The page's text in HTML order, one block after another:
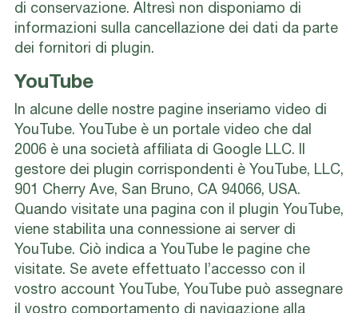
di conservazione. Altresì non disponiamo di
informazioni sulla cancellazione dei dati da parte
dei fornitori di plugin.
YouTube
In alcune delle nostre pagine inseriamo video di
YouTube. YouTube è un portale video che dal
2006 è una società affiliata di Google LLC. Il
gestore dei plugin corrispondenti è YouTube, LLC,
901 Cherry Ave, San Bruno, CA 94066, USA.
Quando visitate una pagina con il plugin YouTube,
viene stabilita una connessione ai server di
YouTube. Ciò indica a YouTube le pagine che
visitate. Se avete effettuato l’accesso con il
vostro account YouTube, YouTube può assegnare
il vostro comportamento di navigazione alla